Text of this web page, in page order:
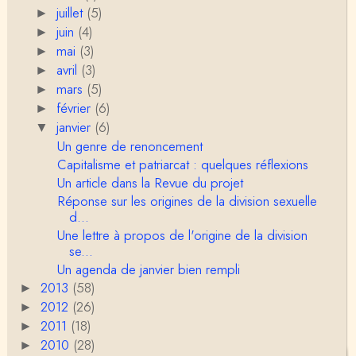
Sylvain Lejeune
Bonjour, j'ai trouvé cette intervention au Collège de
France très stimulante, ce qui m'a fai…
Christophe Darmangeat
Lis cela (jusqu'au bout !) : https://www.lahuttedescl
asses.net/2018/06/xenophobie-primitive.html
Damian
Bravo et Merci pour cette émission ! "la xénophobi
e n'a pas attendu l'époque moderne po…
VB
Je trouve, au contraire, que la division sexuelle du t
ravail résiste plutôt bien. Ce qui est spectac…
Christophe Darmangeat
Je n'ai pas de lumières particulières sur ce point. M
on sentiment est que les médias scrutent l&…
Christophe Darmangeat
Je commencerai par la seconde question. Bien qu
►juillet (5)
►juin (4)
►mai (3)
►avril (3)
►mars (5)
► février (6)
▼janvier (6)
Un genre de renoncement
Capitalisme et patriarcat : quelques réflexions
Un article dans la Revue du projet
Réponse sur les origines de la division sexuelle
d...
Une lettre à propos de l'origine de la division
se...
Un agenda de janvier bien rempli
► 2013 (58)
► 2012 (26)
► 2011 (18)
► 2010 (28)